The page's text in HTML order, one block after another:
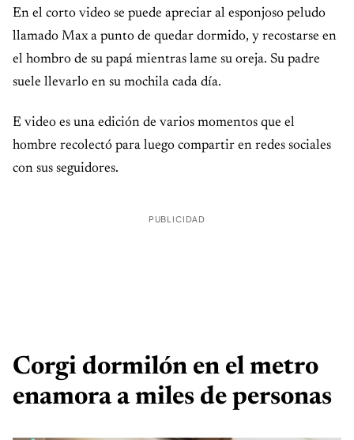
En el corto video se puede apreciar al esponjoso peludo
llamado Max a punto de quedar dormido, y recostarse en
el hombro de su papá mientras lame su oreja. Su padre
suele llevarlo en su mochila cada día.
E video es una edición de varios momentos que el
hombre recolectó para luego compartir en redes sociales
con sus seguidores.
PUBLICIDAD
Corgi dormilón en el metro
enamora a miles de personas